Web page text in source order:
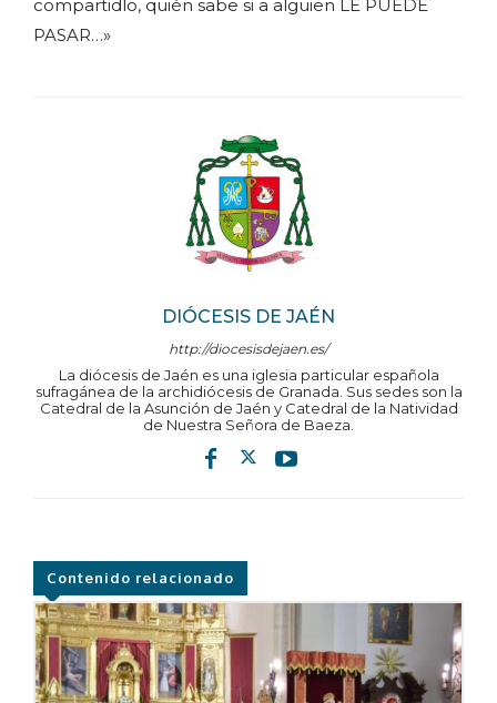
DIÓCESIS DE JAÉN
http://diocesisdejaen.es/
La diócesis de Jaén es una iglesia particular española
sufragánea de la archidiócesis de Granada. Sus sedes son la
Catedral de la Asunción de Jaén y Catedral de la Natividad
de Nuestra Señora de Baeza.
compartidlo, quién sabe si a alguien LE PUEDE
PASAR…»
Contenido relacionado